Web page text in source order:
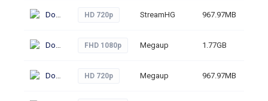
Download HD 720p StreamHG 967.97MB
Download FHD 1080p Megaup 1.77GB
Download HD 720p Megaup 967.97MB